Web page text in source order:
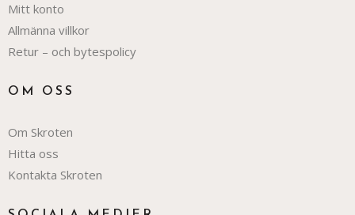
Mitt konto
Allmänna villkor
Retur – och bytespolicy
OM OSS
Om Skroten
Hitta oss
Kontakta Skroten